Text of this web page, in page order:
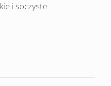
i soczyste